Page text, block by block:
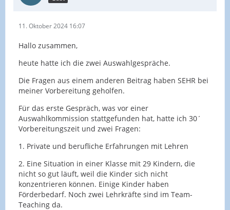
11. Oktober 2024 16:07
Hallo zusammen,
heute hatte ich die zwei Auswahlgespräche.
Die Fragen aus einem anderen Beitrag haben SEHR bei
meiner Vorbereitung geholfen.
Für das erste Gespräch, was vor einer
Auswahlkommission stattgefunden hat, hatte ich 30´
Vorbereitungszeit und zwei Fragen:
1. Private und berufliche Erfahrungen mit Lehren
2. Eine Situation in einer Klasse mit 29 Kindern, die
nicht so gut läuft, weil die Kinder sich nicht
konzentrieren können. Einige Kinder haben
Förderbedarf. Noch zwei Lehrkräfte sind im Team-
Teaching da.